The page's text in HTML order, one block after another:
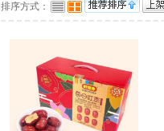
排序方式：